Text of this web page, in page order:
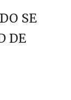
SE
DE